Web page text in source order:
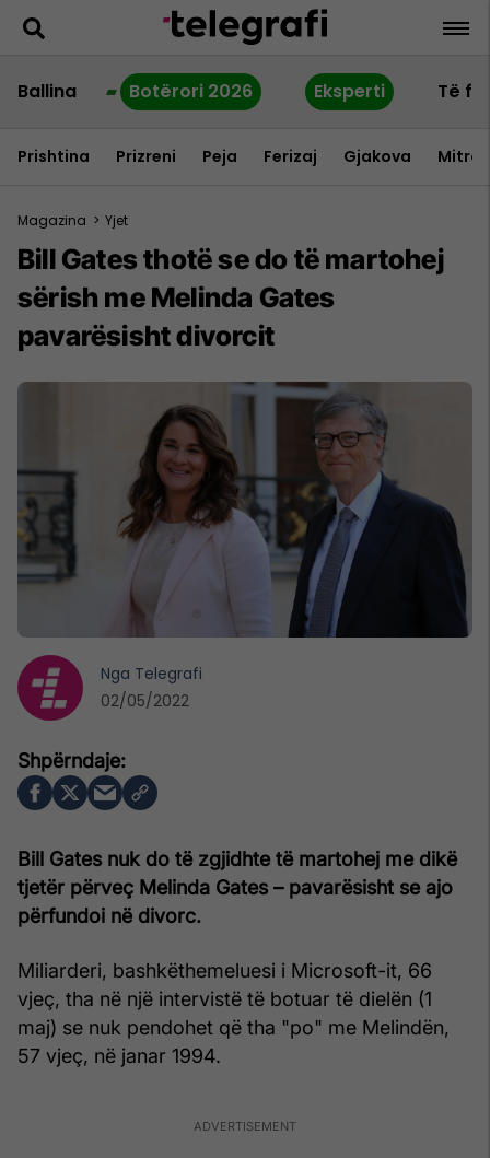
Ballina Botërori 2026 Eksperti Të
Prishtina Prizreni Peja Ferizaj Gjakova
Magazina > Yjet
Bill Gates thotë se do të martohej
sërish me Melinda Gates
pavarësisht divorcit
Bill Gates nuk do të zgjidhte të martohej me dikë
tjetër përveç Melinda Gates – pavarësisht se ajo
përfundoi në divorc.
Miliarderi, bashkëthemeluesi i Microsoft-it, 66
vjeç, tha në një intervistë të botuar të dielën (1
maj) se nuk pendohet që tha "po" me Melindën,
57 vjeç, në janar 1994.
Nga Telegrafi
02/05/2022